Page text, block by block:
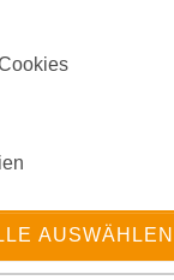
auf unsere
AUSWÄHLEN